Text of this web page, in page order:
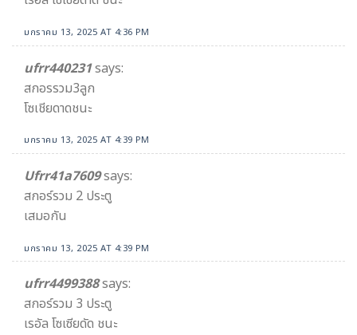
มกราคม 13, 2025 AT 4:36 PM
ufrr440231says:
สกอรรวม3ลูก
โซเชียดาดชนะ
มกราคม 13, 2025 AT 4:39 PM
Ufrr41a7609says:
สกอร์รวม 2 ประตู
เสมอกัน
มกราคม 13, 2025 AT 4:39 PM
ufrr4499388says:
สกอร์รวม 3 ประตู
เรอัล โซเซียดัด ชนะ